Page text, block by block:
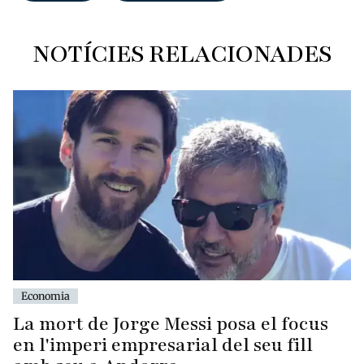
NOTÍCIES RELACIONADES
Economia
La mort de Jorge Messi posa el focus
en l'imperi empresarial del seu fill